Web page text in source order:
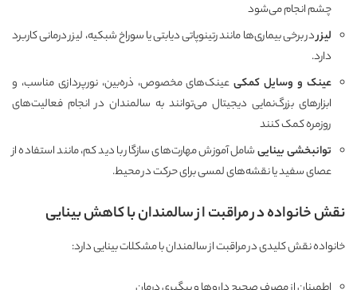
چشم انجام می‌شود
لیزردر برخی بیماری‌ها مانند رتینوپاتی دیابتی یا سوراخ شبکیه، لیزر درمانی کاربرد
دارد.
عینک و وسایل کمکی عینک‌های مخصوص، ذره‌بین، نورپردازی مناسب، و
ابزارهای بزرگ‌نمایی دیجیتال می‌توانند به سالمندان در انجام فعالیت‌های
روزمره کمک کنند
توانبخشی بیناییشامل آموزش مهارت‌های سازگار با دید کم، مانند استفاده از
عصای سفید یا نقشه‌های لمسی برای حرکت در محیط.
نقش خانواده در مراقبت از سالمندان با کاهش بینایی
خانواده نقش کلیدی در مراقبت از سالمندان با مشکلات بینایی دارد: